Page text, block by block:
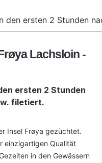
den ersten 2 Stunden
Lachsloin -
ersten 2 Stunden
filetiert.
Insel Frøya gezüchtet.
einzigartigen Qualität
in den Gewässern